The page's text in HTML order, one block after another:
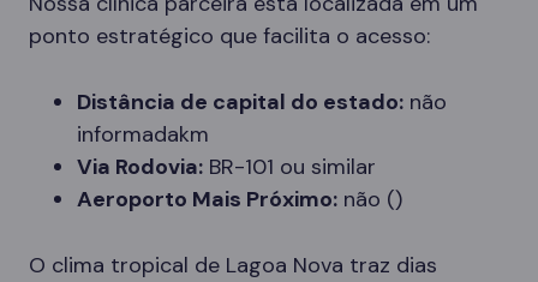
ponto estratégico que facilita o acesso:
Distância de capital do estado: não
informadakm
Via Rodovia: BR-101 ou similar
Aeroporto Mais Próximo: não ()
O clima tropical de Lagoa Nova traz dias